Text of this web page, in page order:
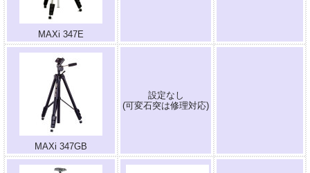
MAXi 347E
MAXi 347GB
設定なし
(可変石突は修理対応)